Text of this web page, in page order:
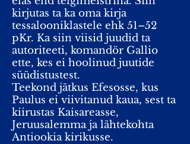
kirjutas ta ka oma kirja
tessalooniklastele ehk 51–52
pKr. Ka siin viisid juudid ta
autoriteeti, komandör Gallio
ette, kes ei hoolinud juutide
süüdistustest.
Teekond jätkus Efesosse, kus
Paulus ei viivitanud kaua, sest ta
kiirustas Kaisareasse,
Jeruusalemma ja lähtekohta
Antiookia kirikusse.